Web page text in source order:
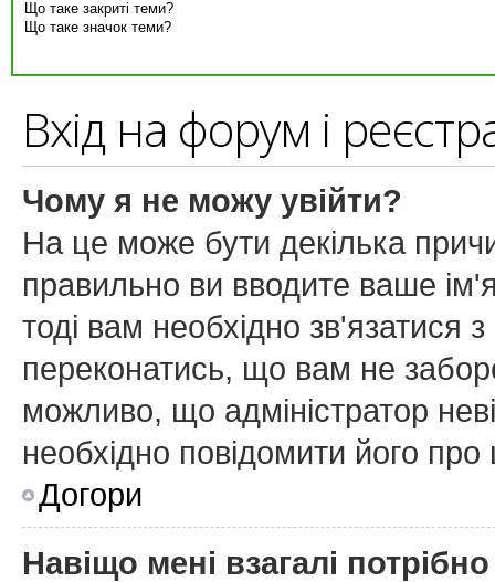
Що таке закриті теми?
Що таке значок теми?
Вхід на форум і
Чому я не можу увійти?
На це може бути декілька
правильно ви вводите ваше
тоді вам необхідно зв'язатися
переконатись, що вам не
можливо, що адміністратор
необхідно повідомити його
Догори
Навіщо мені взагалі